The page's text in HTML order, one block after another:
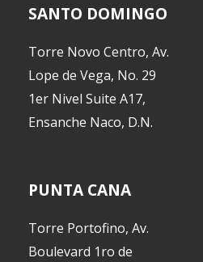
SANTO DOMINGO
Torre Novo Centro, Av.
Lope de Vega, No. 29
1er Nivel Suite A17,
Ensanche Naco, D.N.
PUNTA CANA
Torre Portofino, Av.
Boulevard 1ro de